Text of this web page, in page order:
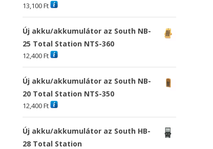
13,100Ft
Új akku/akkumulátor az South NB-
25 Total Station NTS-360
12,400Ft
Új akku/akkumulátor az South NB-
20 Total Station NTS-350
12,400Ft
Új akku/akkumulátor az South HB-
28 Total Station